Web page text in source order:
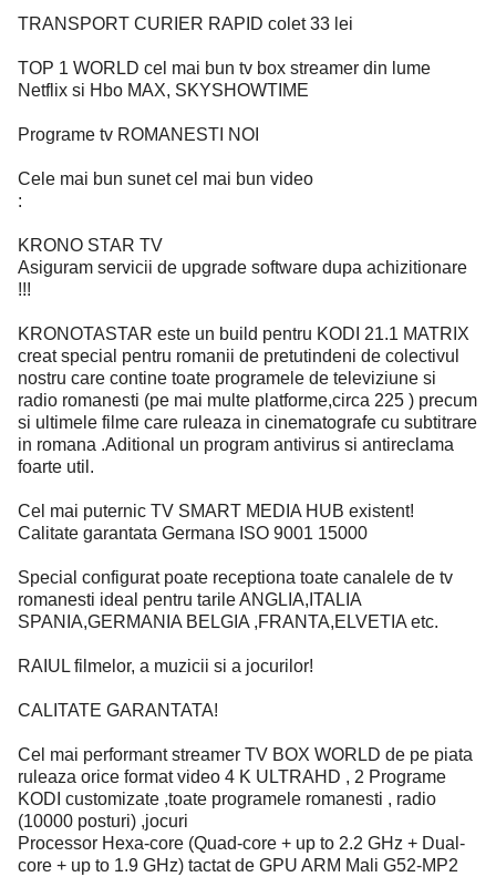
TRANSPORT CURIER RAPID colet 33 lei
TOP 1 WORLD cel mai bun tv box streamer din lume
Netflix si Hbo MAX, SKYSHOWTIME
Programe tv ROMANESTI NOI
Cele mai bun sunet cel mai bun video
:
KRONO STAR TV
Asiguram servicii de upgrade software dupa achizitionare
!!!
KRONOTASTAR este un build pentru KODI 21.1 MATRIX
creat special pentru romanii de pretutindeni de colectivul
nostru care contine toate programele de televiziune si
radio romanesti (pe mai multe platforme,circa 225 ) precum
si ultimele filme care ruleaza in cinematografe cu subtitrare
in romana .Aditional un program antivirus si antireclama
foarte util.
Cel mai puternic TV SMART MEDIA HUB existent!
Calitate garantata Germana ISO 9001 15000
Special configurat poate receptiona toate canalele de tv
romanesti ideal pentru tarile ANGLIA,ITALIA
SPANIA,GERMANIA BELGIA ,FRANTA,ELVETIA etc.
RAIUL filmelor, a muzicii si a jocurilor!
CALITATE GARANTATA!
Cel mai performant streamer TV BOX WORLD de pe piata
ruleaza orice format video 4 K ULTRAHD , 2 Programe
KODI customizate ,toate programele romanesti , radio
(10000 posturi) ,jocuri
Processor Hexa-core (Quad-core + up to 2.2 GHz + Dual-
core + up to 1.9 GHz) tactat de GPU ARM Mali G52-MP2